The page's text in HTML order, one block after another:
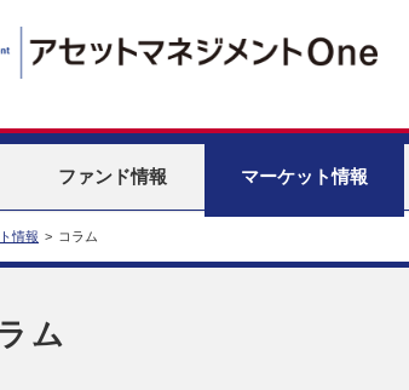
ファンド情報 マーケット情報
情報 > コラム
ム